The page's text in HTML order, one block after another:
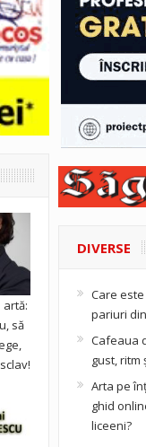
să
DIVERSE
Care
pariuri
Cafeaua
gust, ritm
Arta pe
ghid
liceeni?